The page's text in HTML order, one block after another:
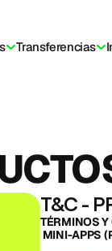
Transferencias
Viví en crypto
T&C -
TÉRMINOS
MINI-APPS